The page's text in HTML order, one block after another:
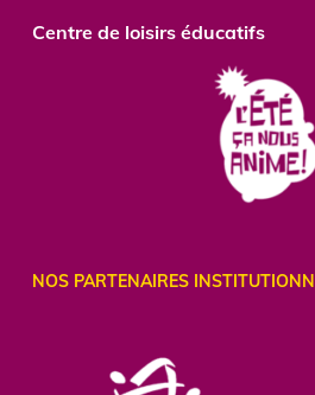
Centrede loisirs éducatifs
NOS PARTENAIRES